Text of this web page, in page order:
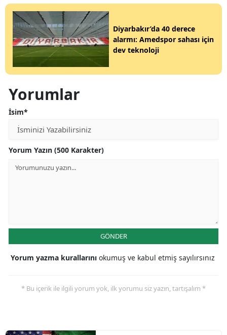
Diyarbakır’da 40 derece
alarmı: Amedspor sahası için
dev teknoloji
Yorumlar
İsim*
Yorum Yazın (500 Karakter)
GÖNDER
Yorum yazma kurallarını okumuş ve kabul etmiş sayılırsınız
* Bu içerik ile ilgili yorum yok, ilk yorumu siz yazın, tartışalım *